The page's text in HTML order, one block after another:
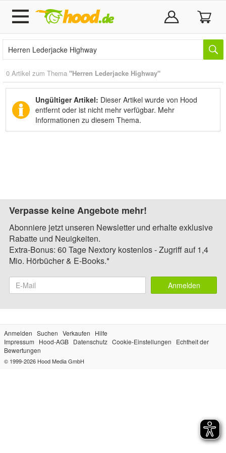
0 Artikel zum Thema "Herren Lederjacke Highway"
Ungültiger Artikel: Dieser Artikel wurde von Hood
entfernt oder ist nicht mehr verfügbar. Mehr
Informationen zu diesem Thema.
Verpasse keine Angebote mehr!
Abonniere jetzt unseren Newsletter und erhalte exklusive
Rabatte und Neuigkeiten.
Extra-Bonus: 60 Tage Nextory kostenlos - Zugriff auf 1,4
Mio. Hörbücher & E-Books.*
Anmelden
Anmelden Suchen Verkaufen
Hilfe
Impressum
Hood-AGB Datenschutz Cookie-Einstellungen
Echtheit der
Bewertungen
© 1999-2026 Hood Media GmbH